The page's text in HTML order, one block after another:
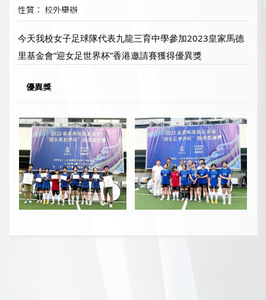
性質： 校外舉辦
今天我校女子足球隊代表九龍三育中學參加2023皇家馬德
里基金會”迎女足世界杯”香港邀請賽獲得優異獎
優異獎